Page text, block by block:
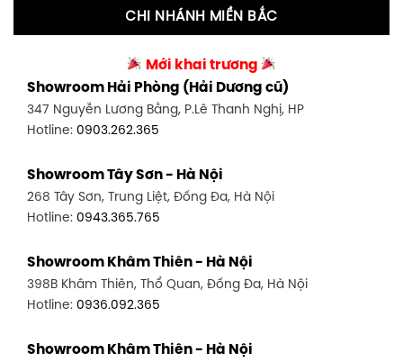
0986.71.8448
Showroom Thuận An - Bình Dương
66 đường DT743, An Phú, Thuận An, Bình Dương
Showroom Biên Hòa - Đồng Nai
452 Nguyễn Ái Quốc, Tân Tiến, TP. Biên Hòa, Đồng Nai
27-29 Nguyễn Sỹ Sách, Hưng Bình, TP Vinh, Nghệ An
Hotline:0943.960.966
Showroom Buôn Ma Thuột
Hotline:0934.02.18.18
CHI NHÁNH MIỀN BẮC
Mới khai trương
Showroom Hải Phòng (Hải Dương cũ)
347 Nguyễn Lương Bằng, P.Lê Thanh Nghị, HP
Hotline: 0903.262.365
Showroom Tây Sơn - Hà Nội
268 Tây Sơn, Trung Liệt, Đống Đa, Hà Nội
Hotline: 0943.365.765
Showroom Khâm Thiên - Hà Nội
398B Khâm Thiên, Thổ Quan, Đống Đa, Hà Nội
Hotline: 0936.092.365
Showroom Khâm Thiên - Hà Nội